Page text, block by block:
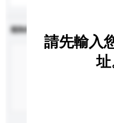
查詢內容
請先輸入
址